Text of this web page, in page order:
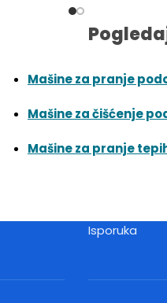
Mašine za pranje
Mašine za čišćenje
Mašine za pranje
Isporuka